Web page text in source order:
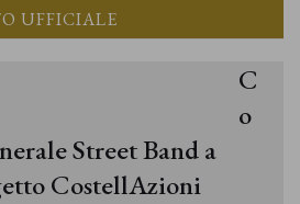
UFFICIALE
C
o
Street Band a
CostellAzioni